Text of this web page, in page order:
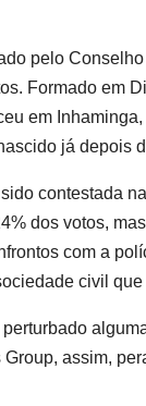
pelo
Formado em
em
já depois
contestada
dos votos,
com a
civil
assim,